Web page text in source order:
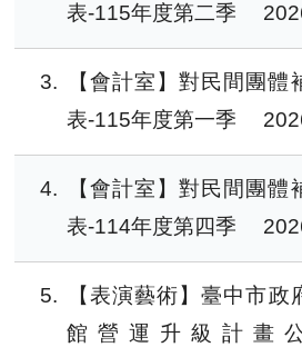
表-115年度第二季
3
【會計室】對民間團體
表-115年度第一季
4
【會計室】對民間團體
表-114年度第四季
5
【表演藝術】臺中市
館營運升級計畫